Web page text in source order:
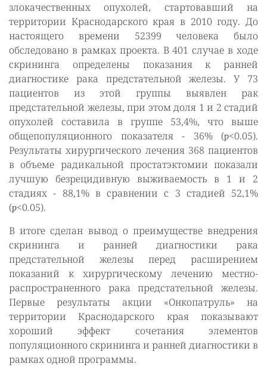
злокачественных опухолей, стартовавший на
территории Краснодарского края в 2010 году. До
настоящего времени 52399 человека было
обследовано в рамках проекта. В 401 случае в ходе
скрининга определены показания к ранней
диагностике рака предстательной железы. У 73
пациентов из этой группы выявлен рак
предстательной железы, при этом доля 1 и 2 стадий
опухолей составила в группе 53,4%, что выше
общепопуляционного показателя - 36% (ƿ<0.05).
Результаты хирургического лечения 368 пациентов
в объеме радикальной простатэктомии показали
лучшую безрецидивную выживаемость в 1 и 2
стадиях - 88,1% в сравнении с 3 стадией 52,1%
(ƿ<0.05).
В итоге сделан вывод о преимуществе внедрения
скрининга и ранней диагностики рака
предстательной железы перед расширением
показаний к хирургическому лечению местно-
распространенного рака предстательной железы.
Первые результаты акции «Онкопатруль» на
территории Краснодарского края показывают
хороший эффект сочетания элементов
популяционного скрининга и ранней диагностики в
рамках одной программы.